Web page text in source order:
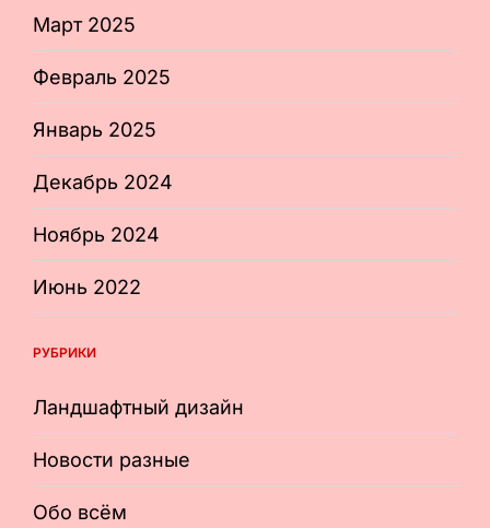
Март 2025
Февраль 2025
Январь 2025
Декабрь 2024
Ноябрь 2024
Июнь 2022
РУБРИКИ
Ландшафтный дизайн
Новости разные
Обо всём